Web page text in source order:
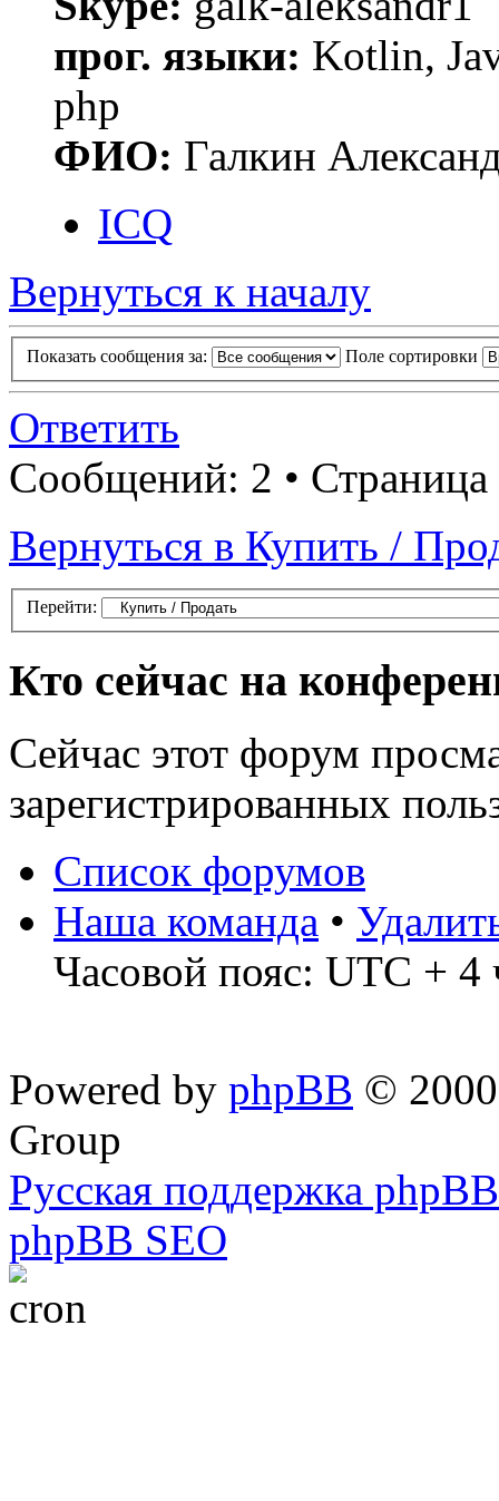
прог. языки: Kotlin,
php
ФИО: Галкин
ICQ
Вернуться к началу
Показать сообщения за: Поле сортировки
Ответить
Сообщений: 2 • Страница
Вернуться в Купить /
Перейти:
Кто сейчас на
Сейчас этот форум
зарегистрированных
Список форумов
Наша команда •
Часовой пояс: UTC + 4
Powered by phpBB ©
Group
Русская поддержка phpBB
phpBB SEO